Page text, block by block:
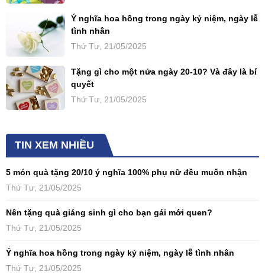
Ý nghĩa hoa hồng trong ngày kỷ niệm, ngày lễ
tình nhân
Thứ Tư, 21/05/2025
Tặng gì cho một nửa ngày 20-10? Và đây là bí
quyết
Thứ Tư, 21/05/2025
TIN XEM NHIỀU
5 món quà tặng 20/10 ý nghĩa 100% phụ nữ đều muốn nhận
Thứ Tư, 21/05/2025
Nên tặng quà giáng sinh gì cho bạn gái mới quen?
Thứ Tư, 21/05/2025
Ý nghĩa hoa hồng trong ngày kỷ niệm, ngày lễ tình nhân
Thứ Tư, 21/05/2025